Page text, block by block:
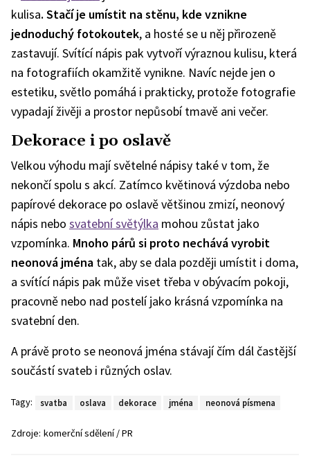
kulisa. Stačí je umístit na stěnu, kde vznikne
jednoduchý fotokoutek, a hosté se u něj přirozeně
zastavují. Svítící nápis pak vytvoří výraznou kulisu, která
na fotografiích okamžitě vynikne. Navíc nejde jen o
estetiku, světlo pomáhá i prakticky, protože fotografie
vypadají živěji a prostor nepůsobí tmavě ani večer.
Dekorace i po oslavě
Velkou výhodu mají světelné nápisy také v tom, že
nekončí spolu s akcí. Zatímco květinová výzdoba nebo
papírové dekorace po oslavě většinou zmizí, neonový
nápis nebo svatební světýlka mohou zůstat jako
vzpomínka. Mnoho párů si proto nechává vyrobit
neonová jména tak, aby se dala později umístit i doma,
a svítící nápis pak může viset třeba v obývacím pokoji,
pracovně nebo nad postelí jako krásná vzpomínka na
svatební den.
A právě proto se neonová jména stávají čím dál častější
součástí svateb i různých oslav.
Tagy: svatba oslava dekorace jména neonová písmena
Zdroje: komerční sdělení / PR